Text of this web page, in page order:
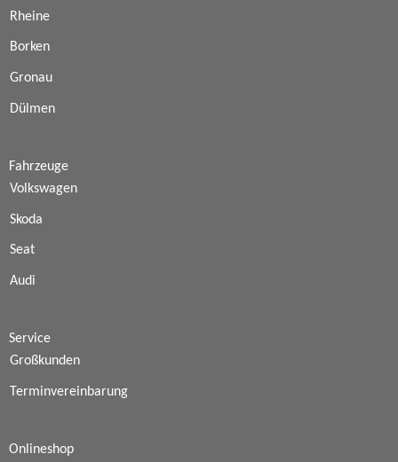
Rheine
Borken
Gronau
Dülmen
Fahrzeuge
Volkswagen
Skoda
Seat
Audi
Service
Großkunden
Terminvereinbarung
Onlineshop